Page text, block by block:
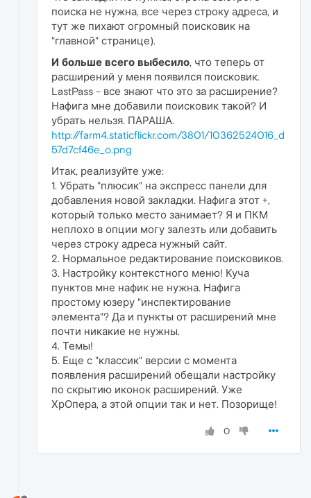
поиска не нужна, все через строку адреса, и
тут же пихают огромный поисковик на
"главной" странице).
И больше всего выбесило, что теперь от
расширений у меня появился поисковик.
LastPass - все знают что это за расширение?
Нафига мне добавили поисковик такой? И
убрать нельзя. ПАРАША.
http://farm4.staticflickr.com/3801/10362524016_d
57d7cf46e_o.png
Итак, реализуйте уже:
1. Убрать "плюсик" на экспресс панели для
добавления новой закладки. Нафига этот +,
который только место занимает? Я и ПКМ
неплохо в опции могу залезть или добавить
через строку адреса нужный сайт.
2. Нормальное редактирование поисковиков.
3. Настройку контекстного меню! Куча
пунктов мне нафик не нужна. Нафига
простому юзеру "инспектирование
элемента"? Да и пункты от расширений мне
почти никакие не нужны.
4. Темы!
5. Еще с "классик" версии с момента
появления расширений обещали настройку
по скрытию иконок расширений. Уже
ХрОпера, а этой опции так и нет. Позорище!
0